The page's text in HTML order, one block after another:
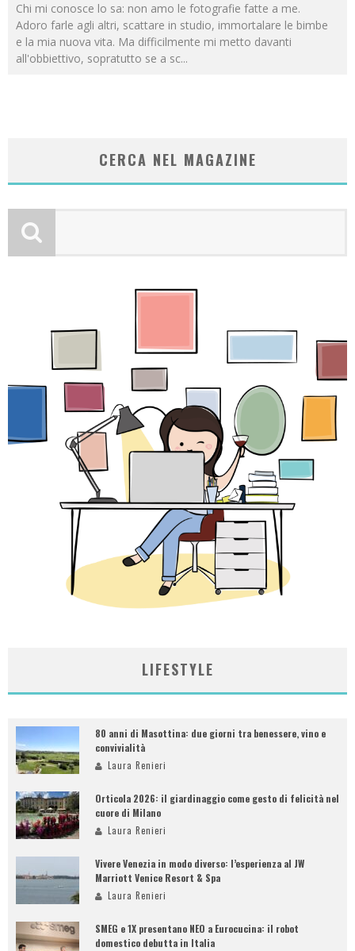
Chi mi conosce lo sa: non amo le fotografie fatte a me.
Adoro farle agli altri, scattare in studio, immortalare le bimbe
e la mia nuova vita. Ma difficilmente mi metto davanti
all'obbiettivo, sopratutto se a sc...
CERCA NEL MAGAZINE
LIFESTYLE
80 anni di Masottina: due giorni tra benessere, vino e
convivialità
Laura Renieri
Orticola 2026: il giardinaggio come gesto di felicità nel
cuore di Milano
Laura Renieri
Vivere Venezia in modo diverso: l’esperienza al JW
Marriott Venice Resort & Spa
Laura Renieri
SMEG e 1X presentano NEO a Eurocucina: il robot
domestico debutta in Italia